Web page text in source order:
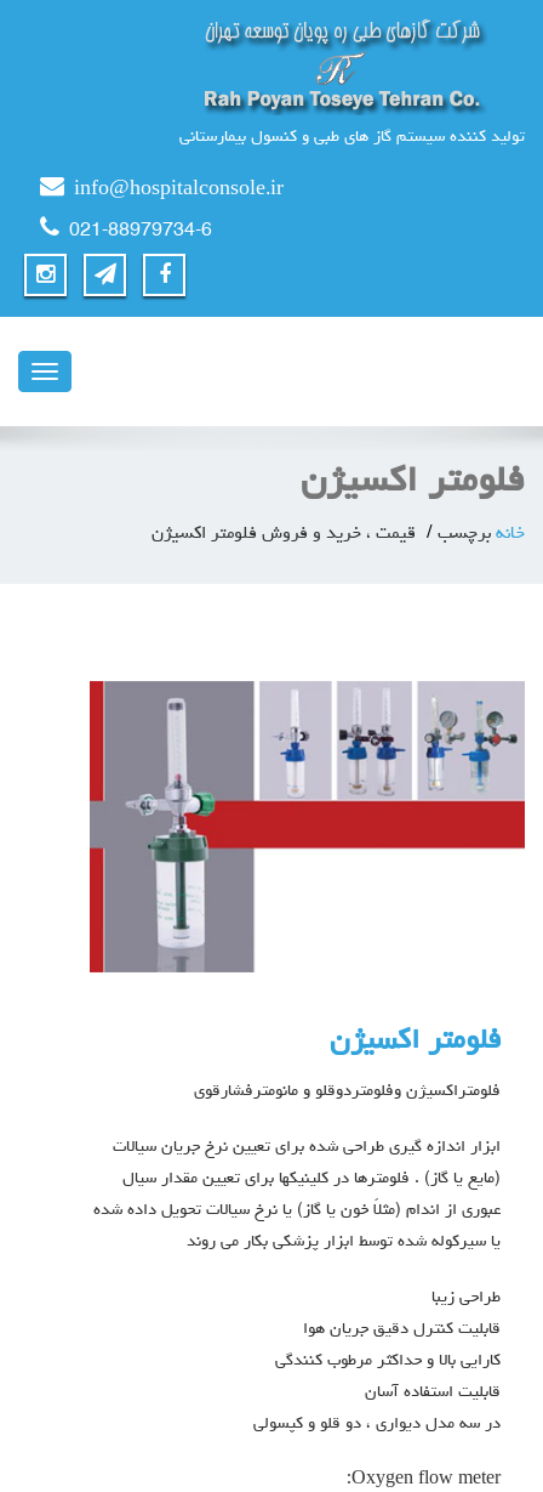
تولید کننده سیستم گاز های طبی و کنسول بیمارستانی
info@hospitalconsole.ir
021-88979734-6
ناوبری
فلومتر اکسیژن
خانه برچسب قیمت ، خرید و فروش فلومتر اکسیژن
فلومتر اکسیژن
فلومتراكسيژن وفلومتردوقلو و مانومترفشارقوي
ابزار اندازه گیری طراحی شده برای تعیین نرخ جریان سیالات
(مایع یا گاز) . فلومترها در کلینیکها برای تعیین مقدار سیال
عبوری از اندام (مثلاً خون یا گاز) یا نرخ سیالات تحویل داده شده
یا سیرکوله شده توسط ابزار پزشکی بکار می روند
طراحی زیبا
قابلیت کنترل دقیق جریان هوا
کارایی بالا و حداکثر مرطوب کنندگی
قابلیت استفاده آسان
در سه مدل دیواری ، دو قلو و کپسولی
Oxygen flow meter: